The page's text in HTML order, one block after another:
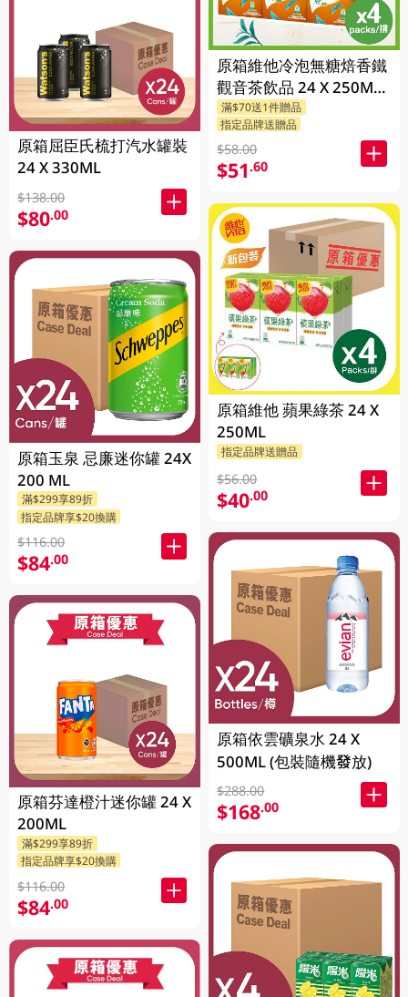
原箱屈臣氏梳打汽水罐裝
24 X 330ML
$138.00
$80.00
原箱玉泉 忌廉迷你罐 24X
200 ML
滿$299享89折
指定品牌享$20換購
$116.00
$84.00
原箱芬達橙汁迷你罐 24 X
200ML
滿$299享89折
指定品牌享$20換購
$116.00
$84.00
原箱維他冷泡無糖焙香鐵
觀音茶飲品 24 X 250ML
(新舊包裝隨機發貨)
滿$70送1件贈品
指定品牌送贈品
$58.00
$51.60
原箱維他 蘋果綠茶 24 X
250ML
指定品牌送贈品
$56.00
$40.00
原箱依雲礦泉水 24 X
500ML (包裝隨機發放)
$288.00
$168.00